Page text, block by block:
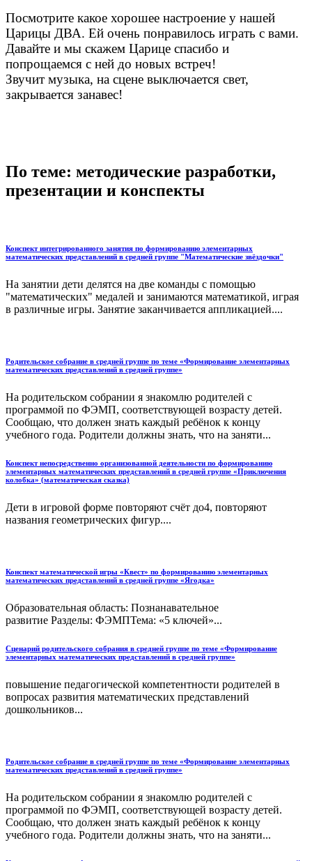
Посмотрите какое хорошее настроение у нашей
Царицы ДВА. Ей очень понравилось играть с вами.
Давайте и мы скажем Царице спасибо и
попрощаемся с ней до новых встреч!
Звучит музыка, на сцене выключается свет,
закрывается занавес!
По теме: методические разработки,
презентации и конспекты
Конспект интегрированного занятия по формированию элементарных
математических представлений в средней группе "Математические звёздочки"
На занятии дети делятся на две команды с помощью
"математических" медалей и занимаются математикой, играя
в различные игры. Занятие заканчивается аппликацией....
Родительское собрание в средней группе по теме «Формирование элементарных
математических представлений в средней группе»
На родительском собрании я знакомлю родителей с
программой по ФЭМП, соответствующей возрасту детей.
Сообщаю, что должен знать каждый ребёнок к концу
учебного года. Родители должны знать, что на заняти...
Конспект непосредственно организованной деятельности по формированию
элементарных математических представлений в средней группе «Приключения
колобка» (математическая сказка)
Дети в игровой форме повторяют счёт до4, повторяют
названия геометрических фигур....
Конспект математической игры «Квест» по формированию элементарных
математических представлений в средней группе «Ягодка»
Образовательная область: Познанавательное
развитие Разделы: ФЭМПТема: «5 ключей»...
Сценарий родительского собрания в средней группе по теме «Формирование
элементарных математических представлений в средней группе»
повышение педагогической компетентности родителей в
вопросах развития математических представлений
дошкольников...
Родительское собрание в средней группе по теме «Формирование элементарных
математических представлений в средней группе»
На родительском собрании я знакомлю родителей с
программой по ФЭМП, соответствующей возрасту детей.
Сообщаю, что должен знать каждый ребёнок к концу
учебного года. Родители должны знать, что на заняти...